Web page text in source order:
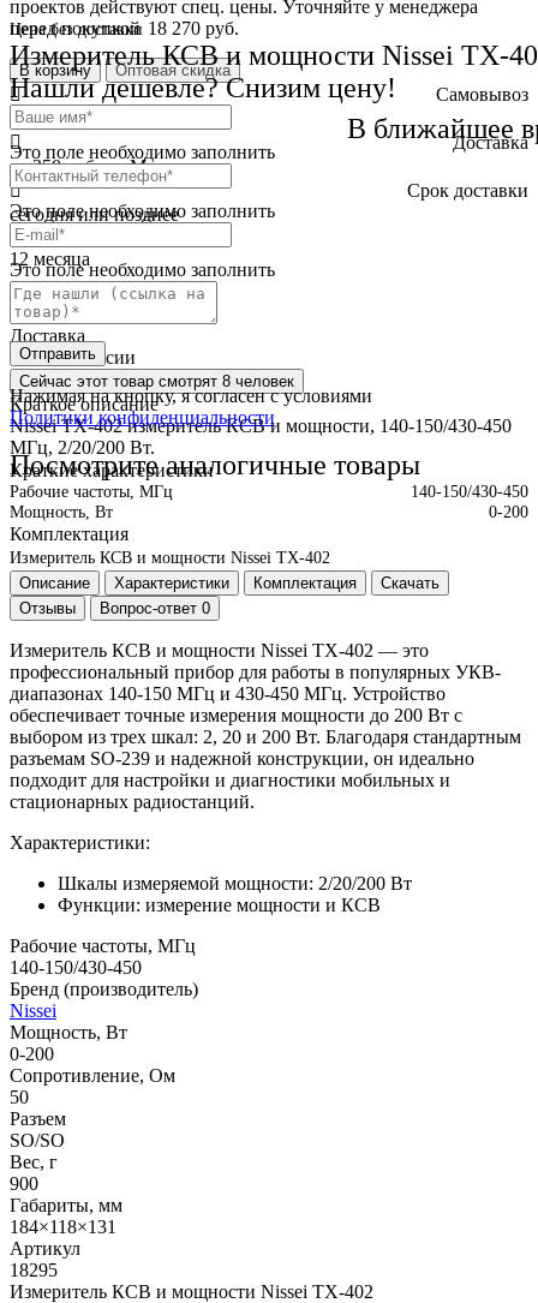
Цена без доставки 18 270 руб.
Измеритель КСВ и мощности Nissei TX-
Нашли дешевле? Снизим цену!
Это поле необходимо заполнить
Это поле необходимо заполнить
Это поле необходимо заполнить
Отправить
Нажимая на кнопку, я согласен с условиями
Политики конфиденциальности
Посмотрите аналогичные товары
В ближайшее
проектов действуют спец. цены. Уточняйте у менеджера
перед покупкой
В корзину Оптовая скидка
Самовывоз
бесплатно
Доставка
от 250 руб. по Москве
Cрок доставки
сегодня или позднее
Гарантия
12 месяца
Обмен и возврат
2 недели
Доставка
по всей России
Сейчас этот товар смотрят 8 человек
Краткое описание
Nissei TX-402 измеритель КСВ и мощности, 140-150/430-450
МГц, 2/20/200 Вт.
Краткие характеристики
Рабочие частоты, МГц
140-150/430-450
Мощность, Вт
0-200
Комплектация
Измеритель КСВ и мощности Nissei TX-402
Описание
Характеристики Комплектация
Скачать
Отзывы
Вопрос-ответ 0
Измеритель КСВ и мощности Nissei TX-402 — это
профессиональный прибор для работы в популярных УКВ-
диапазонах 140-150 МГц и 430-450 МГц. Устройство
обеспечивает точные измерения мощности до 200 Вт с
выбором из трех шкал: 2, 20 и 200 Вт. Благодаря стандартным
разъемам SO-239 и надежной конструкции, он идеально
подходит для настройки и диагностики мобильных и
стационарных радиостанций.
Характеристики:
Шкалы измеряемой мощности: 2/20/200 Вт
Функции: измерение мощности и КСВ
Рабочие частоты, МГц
140-150/430-450
Бренд (производитель)
Nissei
Мощность, Вт
0-200
Сопротивление, Ом
50
Разъем
SO/SO
Вес, г
900
Габариты, мм
184×118×131
Артикул
18295
Измеритель КСВ и мощности Nissei TX-402